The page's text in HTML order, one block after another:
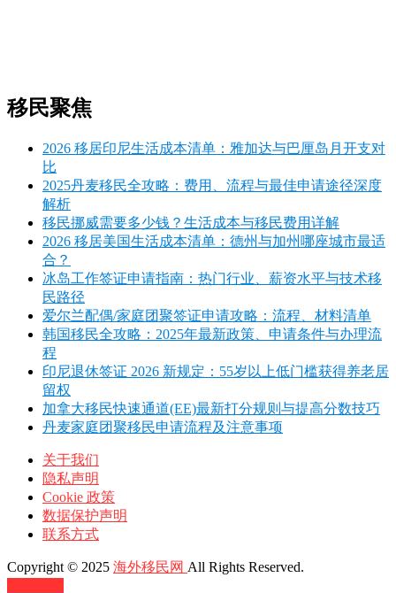
移民聚焦
2026 移居印尼生活成本清单：雅加达与巴厘岛月开支对
比
2025丹麦移民全攻略：费用、流程与最佳申请途径深度
解析
移民挪威需要多少钱？生活成本与移民费用详解
2026 移居美国生活成本清单：德州与加州哪座城市最适
合？
冰岛工作签证申请指南：热门行业、薪资水平与技术移
民路径
爱尔兰配偶/家庭团聚签证申请攻略：流程、材料清单
韩国移民全攻略：2025年最新政策、申请条件与办理流
程
印尼退休签证 2026 新规定：55岁以上低门槛获得养老居
留权
加拿大移民快速通道(EE)最新打分规则与提高分数技巧
丹麦家庭团聚移民申请流程及注意事项
关于我们
隐私声明
Cookie 政策
数据保护声明
联系方式
Copyright © 2025 海外移民网 All Rights Reserved.